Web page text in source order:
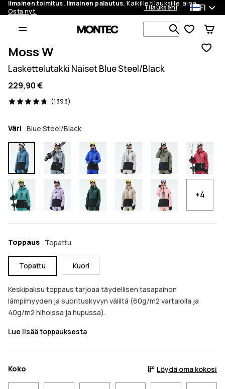
Ilmainen toimitus. Ilmainen palautus. Kaikille tilauksille, aina.
Osta nyt.
Tilaukseni FI
Etsi 1 000+
Moss W
Laskettelutakki Naiset Blue Steel/Black
229,90 €
(1393)
1393 arvostelut, 4.7/5
Väri Blue Steel/Black
+4
Toppaus Topattu
Topattu Kuori
Keskipaksu toppaus tarjoaa täydellisen tasapainon
lämpimyyden ja suorituskyvyn väliltä (60g/m2 vartalolla ja
40g/m2 hihoissa ja hupussa).
Lue lisää toppauksesta
Koko Löydä oma kokosi